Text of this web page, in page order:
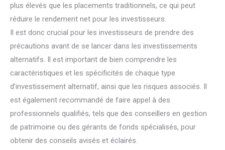
plus élevés que les placements traditionnels, ce qui peut
réduire le rendement net pour les investisseurs.
Il est donc crucial pour les investisseurs de prendre des
précautions avant de se lancer dans les investissements
alternatifs. Il est important de bien comprendre les
caractéristiques et les spécificités de chaque type
d’investissement alternatif, ainsi que les risques associés. Il
est également recommandé de faire appel à des
professionnels qualifiés, tels que des conseillers en gestion
de patrimoine ou des gérants de fonds spécialisés, pour
obtenir des conseils avisés et éclairés.